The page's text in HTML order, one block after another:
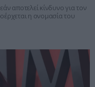
αποτελεί κίνδυνο για τον
η ονομασία του